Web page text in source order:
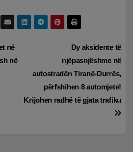
Dy aksidente të
njëpasnjëshme në
autostradën Tiranë-Durrës,
përfshihen 8 automjete!
Krijohen radhë të gjata trafiku
në
në